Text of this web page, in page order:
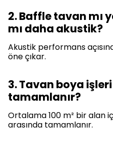
2. Baffle tavan mı
mı daha akustik?
Akustik performans
öne çıkar.
3. Tavan boya
tamamlanır?
Ortalama 100 m² bir alan
arasında tamamlanır.